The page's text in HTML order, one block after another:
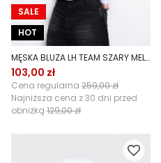
SALE
HOT
MĘSKA BLUZA LH TEAM SZARY MELANŻ
103,00 zł
Cena regularna 259,00 zł
Najniższa cena z 30 dni przed
obniżką 129,00 zł